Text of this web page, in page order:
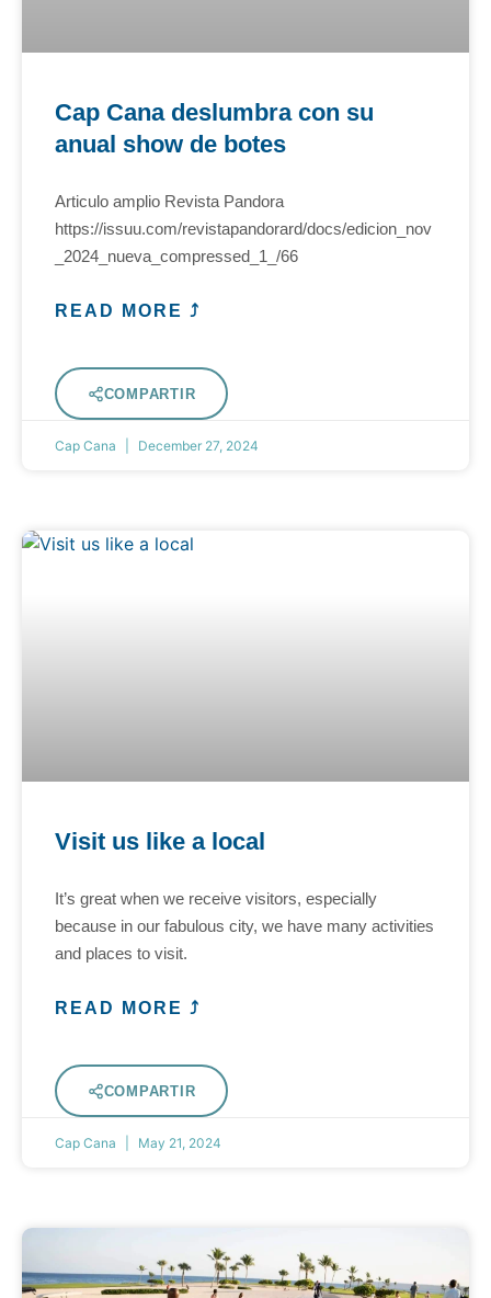
Cap Cana deslumbra con su
anual show de botes
Articulo amplio Revista Pandora
https://issuu.com/revistapandorard/docs/edicion_nov
_2024_nueva_compressed_1_/66
READ MORE ⤴
COMPARTIR
Cap Cana December 27, 2024
Visit us like a local
It’s great when we receive visitors, especially
because in our fabulous city, we have many activities
and places to visit.
READ MORE ⤴
COMPARTIR
Cap Cana May 21, 2024